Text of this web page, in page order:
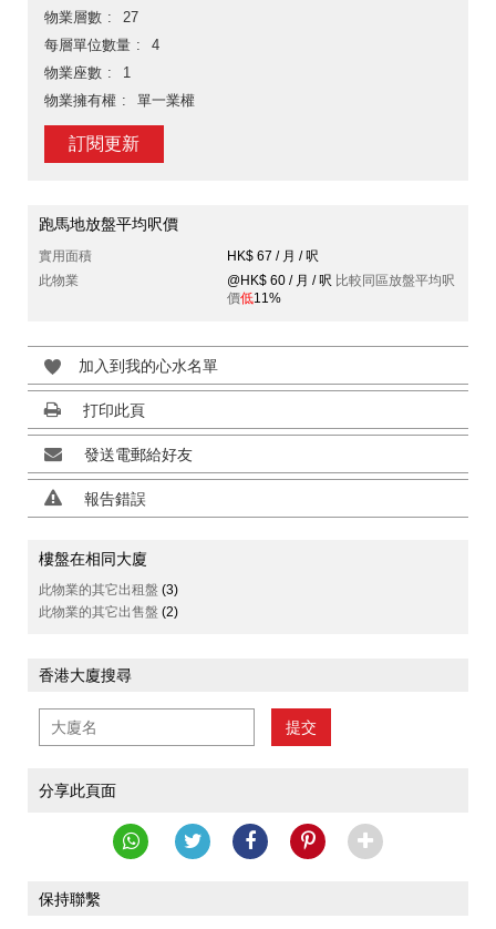
物業層數
27
每層單位數量
4
物業座數
1
物業擁有權
單一業權
訂閱更新
跑馬地放盤平均呎價
實用面積
HK$ 67 / 月 / 呎
此物業
@HK$ 60 / 月 / 呎 比較同區放盤平均呎
價低11%
加入到我的心水名單
打印此頁
發送電郵給好友
報告錯誤
樓盤在相同大廈
此物業的其它出租盤 (3)
此物業的其它出售盤 (2)
香港大廈搜尋
提交
分享此頁面
保持聯繫